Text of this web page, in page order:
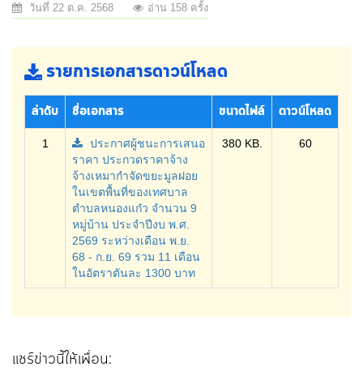
วันที่ 22 ต.ค. 2568 อ่าน 158 ครั้ง
รายการเอกสารดาวน์โหลด
ลำดับ ชื่อเอกสาร ขนาดไฟล์ ดาวน์โหลด
1
ประกาศผู้ชนะการเสนอ
ราคา ประกวดราคาจ้าง
จ้างเหมากำจัดขยะมูลฝอย
ในเขตพื้นที่ของเทศบาล
ตำบลหนองแก๋ว จำนวน 9
หมู่บ้าน ประจำปีงบ พ.ศ.
2569 ระหว่างเดือน พ.ย.
68 - ก.ย. 69 รวม 11 เดือน
ในอัตราตันละ 1300 บาท
380 KB. 60
แชร์ข่าวนี้ให้เพื่อน: